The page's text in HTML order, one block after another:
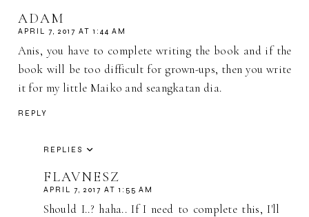
ADAM
APRIL 7, 2017 AT 1:44 AM
Anis, you have to complete writing the book and if the
book will be too difficult for grown-ups, then you write
it for my little Maiko and seangkatan dia.
REPLY
REPLIES
FLAVNESZ
APRIL 7, 2017 AT 1:55 AM
Should I..? haha.. If I need to complete this, I'll